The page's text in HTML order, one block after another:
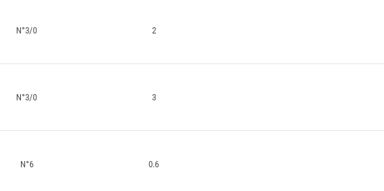
N°3/0 2
N°3/0 3
N°6 0.6